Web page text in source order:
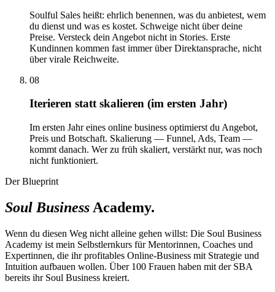
Soulful Sales heißt: ehrlich benennen, was du anbietest, wem
du dienst und was es kostet. Schweige nicht über deine
Preise. Versteck dein Angebot nicht in Stories. Erste
Kundinnen kommen fast immer über Direktansprache, nicht
über virale Reichweite.
08
Iterieren statt skalieren (im ersten Jahr)
Im ersten Jahr eines online business optimierst du Angebot,
Preis und Botschaft. Skalierung — Funnel, Ads, Team —
kommt danach. Wer zu früh skaliert, verstärkt nur, was noch
nicht funktioniert.
Der Blueprint
Soul Business Academy.
Wenn du diesen Weg nicht alleine gehen willst: Die Soul Business
Academy ist mein Selbstlernkurs für Mentorinnen, Coaches und
Expertinnen, die ihr profitables Online-Business mit Strategie und
Intuition aufbauen wollen. Über 100 Frauen haben mit der SBA
bereits ihr Soul Business kreiert.